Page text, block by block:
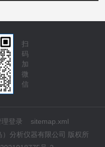
扫
码
加
微
信
理登录
sitemap.xml
分析仪器有限公司 版权所